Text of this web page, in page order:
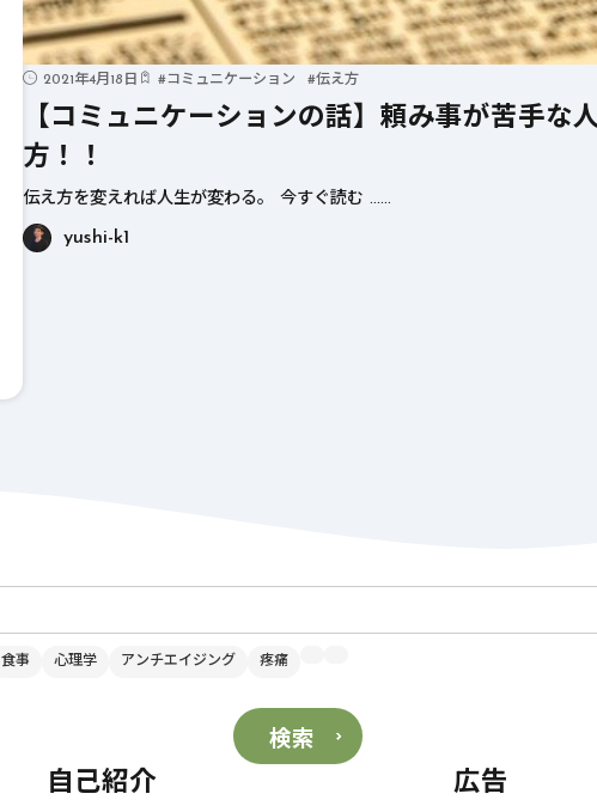
「え、食べちゃダメ
なの？」牛肉、豚
肉、ポテチに“発が
ん性”⁉ 国が注意喚
起する意外な食べ物
「のんびり」
にする理由——
脳科学的に正
2021年4月18日 #コミュニケーション #伝え方
【コミュニケーションの話】頼み事が苦手な
方！！
伝え方を変えれば人生が変わる。 今すぐ読む ……
yushi-k1
食事 心理学 アンチエイジング 疼痛
検索
自己紹介 広告